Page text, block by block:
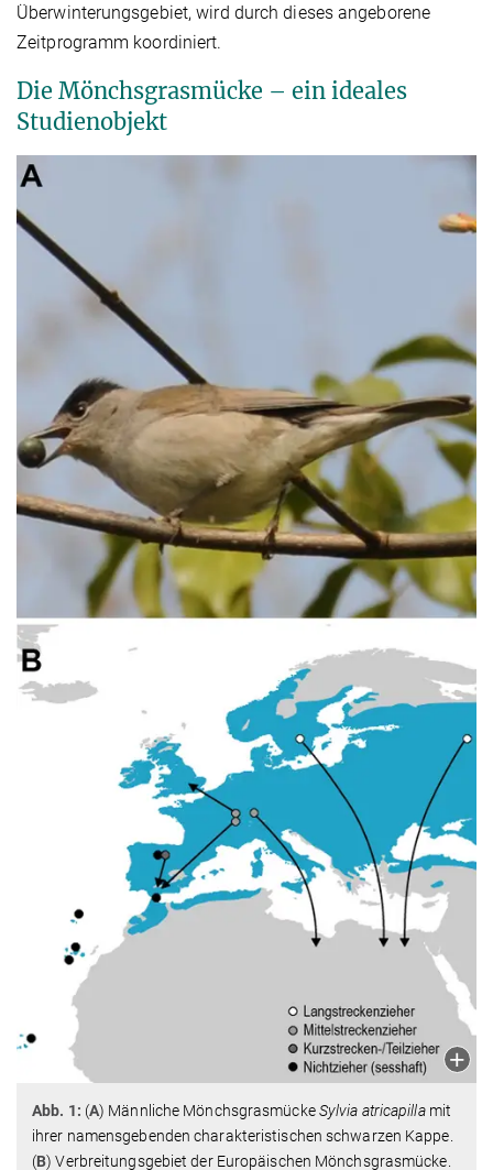
Überwinterungsgebiet, wird durch dieses angeborene
Zeitprogramm koordiniert.
Die Mönchsgrasmücke – ein ideales
Studienobjekt
Abb. 1: (A) Männliche MönchsgrasmückeSylvia atricapilla mit
ihrer namensgebenden charakteristischen schwarzen Kappe.
(B) Verbreitungsgebiet der Europäischen Mönchsgrasmücke.